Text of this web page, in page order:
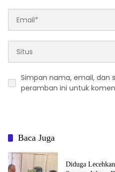
Simpan nama, email, dan
peramban ini untuk
Baca Juga
Diduga